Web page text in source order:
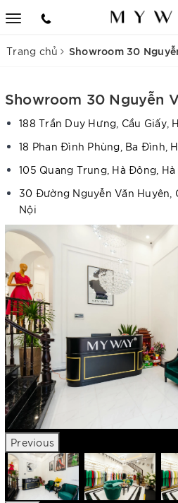
Trang chủ Showroom 30
Showroom 30 Nguyễn
188 Trần Duy Hưng, Cầu Giấy,
18 Phan Đình Phùng, Ba Đình,
105 Quang Trung, Hà Đông, Hà
30 Đường Nguyễn Văn Huyên,
Nội
Previous